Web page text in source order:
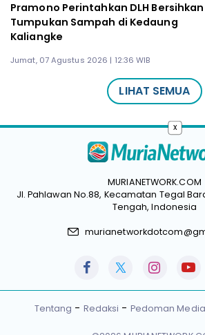
Pramono Perintahkan DLH Bersihkan
Tumpukan Sampah di Kedaung
Kaliangke
Jumat, 07 Agustus 2026 | 12:36 WIB
LIHAT SEMUA
MURIANETWORK.COM
Jl. Pahlawan No.88, Kecamatan Tegal
Tengah, Indonesia
Tentang Redaksi Pedoman
x